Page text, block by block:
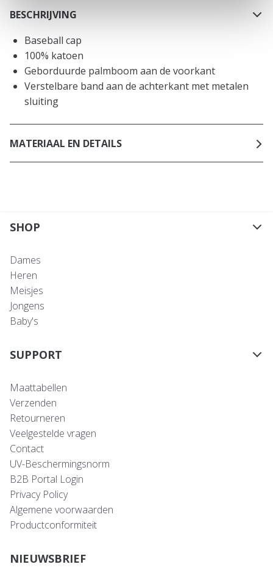
BESCHRIJVING
Baseball cap
100% katoen
Geborduurde palmboom aan de voorkant
Verstelbare band aan de achterkant met metalen
sluiting
MATERIAAL EN DETAILS
SHOP
Dames
Heren
Meisjes
Jongens
Baby's
SUPPORT
Maattabellen
Verzenden
Retourneren
Veelgestelde vragen
Contact
UV-Beschermingsnorm
B2B Portal Login
Privacy Policy
Algemene voorwaarden
Productconformiteit
NIEUWSBRIEF